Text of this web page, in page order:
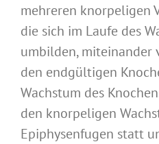
mehreren knorpeligen
die sich im Laufe des
umbilden, miteinander
den endgültigen
Wachstum des
den knorpeligen
Epiphysenfugen statt